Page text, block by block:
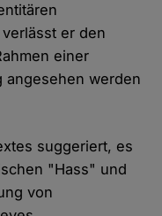
er den
einer
angesehen werden
suggeriert, es
"Hass" und
von